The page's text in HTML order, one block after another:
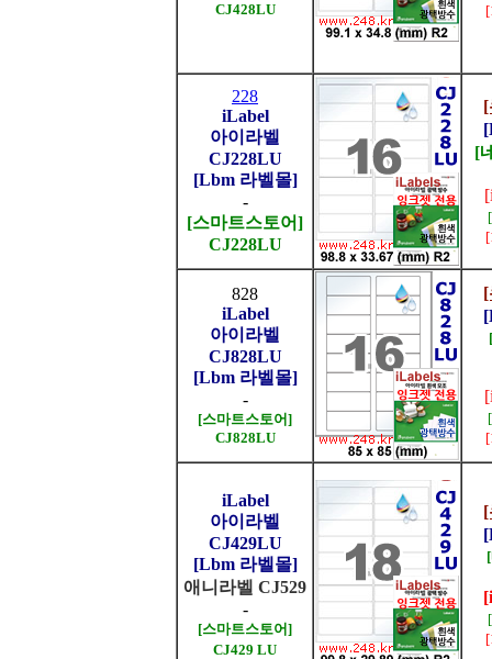
CJ428LU
228
iLabel
아이라벨
CJ228LU
[Lbm 라벨몰]
-
[스마트스토어]
CJ228LU
[
[
828
iLabel
아이라벨
CJ828LU
[Lbm 라벨몰]
-
[스마트스토어]
CJ828LU
[
iLabel
아이라벨
CJ429LU
[Lbm 라벨몰]
애니라벨 CJ529
-
[스마트스토어]
CJ429 LU
[